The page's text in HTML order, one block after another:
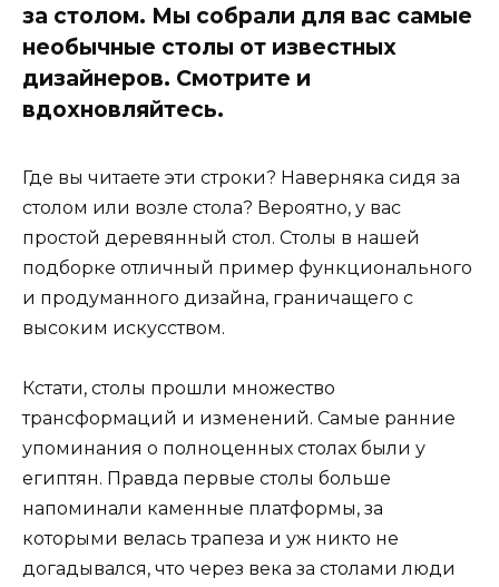
за столом. Мы собрали для вас самые
необычные столы от известных
дизайнеров. Смотрите и
вдохновляйтесь.
Где вы читаете эти строки? Наверняка сидя за
столом или возле стола? Вероятно, у вас
простой деревянный стол. Столы в нашей
подборке отличный пример функционального
и продуманного дизайна, граничащего с
высоким искусством.
Кстати, столы прошли множество
трансформаций и изменений. Самые ранние
упоминания о полноценных столах были у
египтян. Правда первые столы больше
напоминали каменные платформы, за
которыми велась трапеза и уж никто не
догадывался, что через века за столами люди